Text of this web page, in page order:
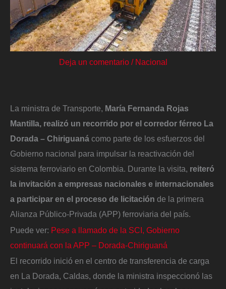
Deja un comentario / Nacional
La ministra de Transporte, María Fernanda Rojas
Mantilla, realizó un recorrido por el corredor férreo La
Dorada – Chiriguaná como parte de los esfuerzos del
Gobierno nacional para impulsar la reactivación del
sistema ferroviario en Colombia. Durante la visita, reiteró
la invitación a empresas nacionales e internacionales
a participar en el proceso de licitación de la primera
Alianza Público-Privada (APP) ferroviaria del país.
Puede ver: Pese a llamado de la SCI, Gobierno
continuará con la APP – Dorada-Chiriguaná
El recorrido inició en el centro de transferencia de carga
en La Dorada, Caldas, donde la ministra inspeccionó las